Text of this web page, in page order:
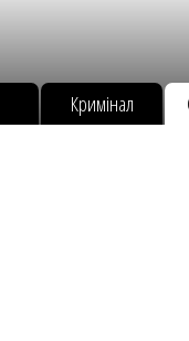
Кримінал